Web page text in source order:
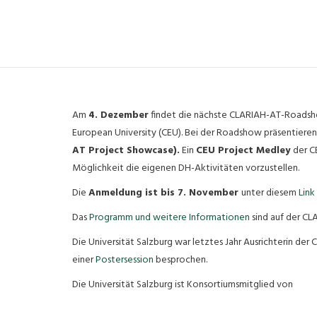
Am 4. Dezemberfindet die nächste CLARIAH-AT-
European University (CEU). Bei der Roadshow
AT Project Showcase).Ein CEU Project Medleyder
Möglichkeit die eigenen DH-Aktivitäten vorzustellen.
DieAnmeldung ist bis 7. Novemberunter diesemLink
DasProgramm und weitere Informationen sind auf der
Die Universität Salzburg war letztes Jahr Ausrichterin
einerPostersessionbesprochen.
Die Universität Salzburg ist